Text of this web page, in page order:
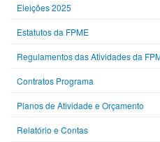
Eleições 2025
Estatutos da FPME
Regulamentos das Atividades da
Contratos Programa
Planos de Atividade e Orçamento
Relatório e Contas